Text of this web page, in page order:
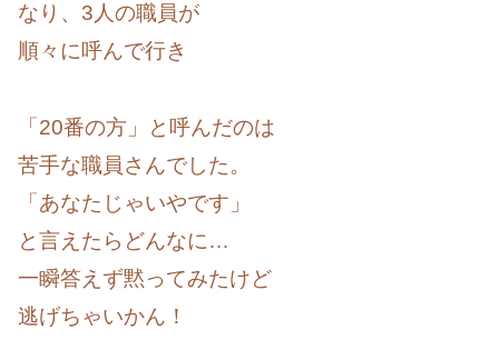
なり、3人の職員が
順々に呼んで行き
「20番の方」と呼んだのは
苦手な職員さんでした。
「あなたじゃいやです」
と言えたらどんなに…
一瞬答えず黙ってみたけど
逃げちゃいかん！